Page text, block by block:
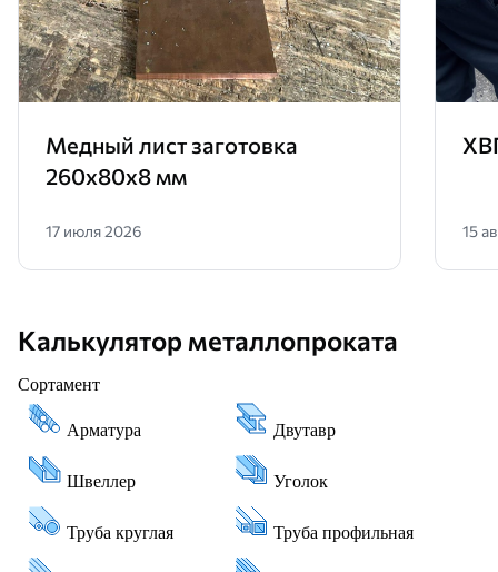
Медный лист заготовка
260х80х8 мм
17 июля 2026 15
Калькулятор металлопроката